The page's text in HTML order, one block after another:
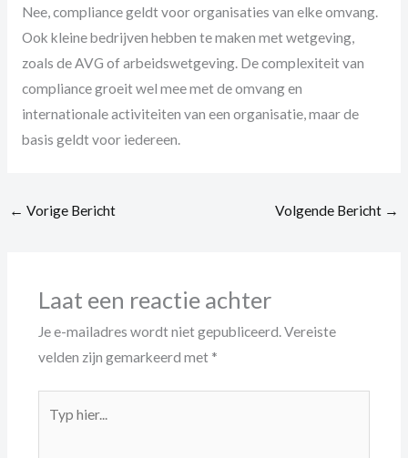
Nee, compliance geldt voor organisaties van elke omvang.
Ook kleine bedrijven hebben te maken met wetgeving,
zoals de AVG of arbeidswetgeving. De complexiteit van
compliance groeit wel mee met de omvang en
internationale activiteiten van een organisatie, maar de
basis geldt voor iedereen.
← Vorige Bericht Volgende Bericht →
Laat een reactie achter
Je e-mailadres wordt niet gepubliceerd. Vereiste
velden zijn gemarkeerd met *
hier...